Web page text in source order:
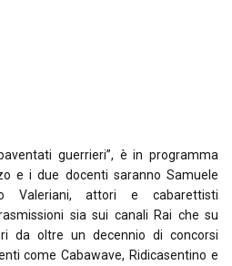
guerrieri”, è in programma
e i due docenti saranno Samuele
Valeriani, attori e cabarettisti
sia sui canali Rai che su
da oltre un decennio di concorsi
come Cabawave, Ridicasentino e